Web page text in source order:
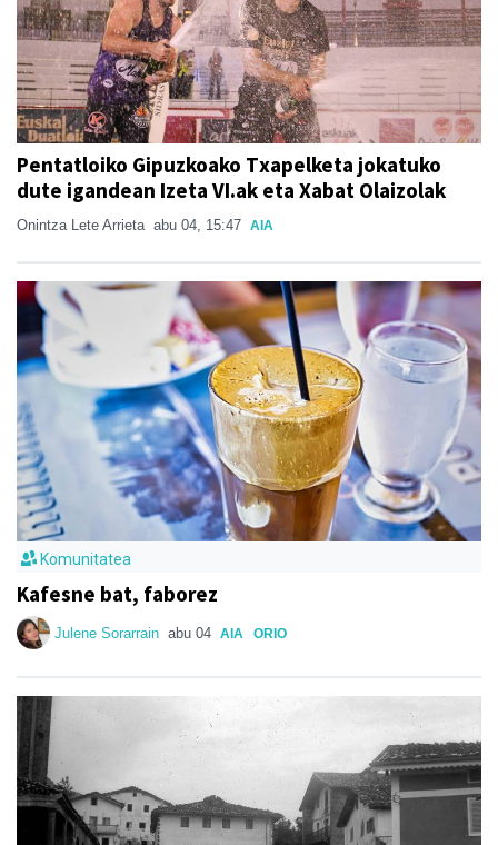
Pentatloiko Gipuzkoako Txapelketa jokatuko
dute igandean Izeta VI.ak eta Xabat Olaizolak
Onintza Lete Arrieta abu 04, 15:47 AIA
Komunitatea
Kafesne bat, faborez
Julene Sorarrain abu 04 AIA ORIO